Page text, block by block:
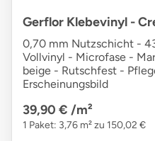
Gerflor Klebevinyl -
0,70 mm Nutzschicht -
Vollvinyl - Microfase -
beige - Rutschfest -
Erscheinungsbild
39,90 € /m²
1 Paket: 3,76 m² zu 150,02 €